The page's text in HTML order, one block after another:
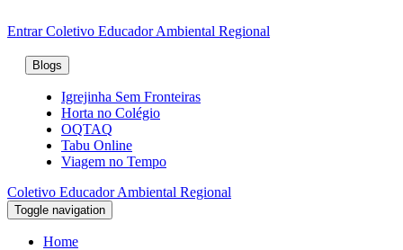
EntrarColetivo Educador Ambiental Regional
Blogs
Igrejinha Sem Fronteiras
Horta no Colégio
OQTAQ
Tabu Online
Viagem no Tempo
Coletivo Educador Ambiental Regional
Toggle navigation
Home